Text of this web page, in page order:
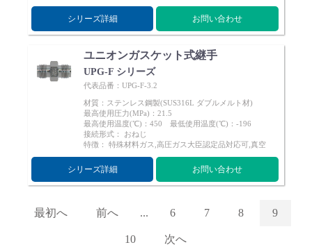
シリーズ詳細 お問い合わせ
ユニオンガスケット式継手
UPG-F シリーズ
代表品番：UPG-F-3.2
材質：ステンレス鋼製(SUS316L ダブルメルト材)
最高使用圧力(MPa)：21.5
最高使用温度(℃)：450 最低使用温度(℃)：-196
接続形式： おねじ
特徴： 特殊材料ガス,高圧ガス大臣認定品対応可,真空
シリーズ詳細 お問い合わせ
最初へ 前へ ... 6 7 8 9
10 次へ